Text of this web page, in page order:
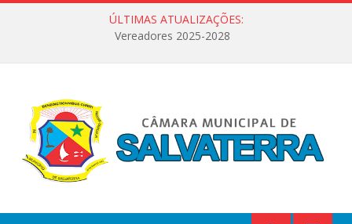
ÚLTIMAS ATUALIZAÇÕES:
Vereadores 2025-2028